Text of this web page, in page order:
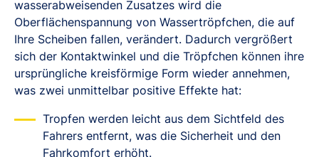
wasserabweisenden Zusatzes wird die
Oberflächenspannung von Wassertröpfchen, die auf
Ihre Scheiben fallen, verändert. Dadurch vergrößert
sich der Kontaktwinkel und die Tröpfchen können ihre
ursprüngliche kreisförmige Form wieder annehmen,
was zwei unmittelbar positive Effekte hat:
Tropfen werden leicht aus dem Sichtfeld des
Fahrers entfernt, was die Sicherheit und den
Fahrkomfort erhöht.